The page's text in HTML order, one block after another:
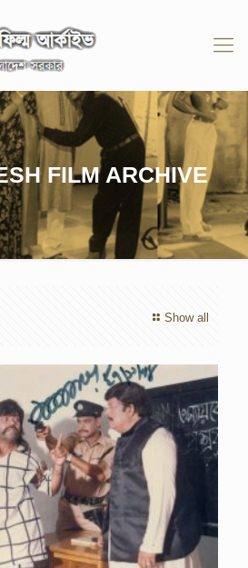
FILM ARCHIVE
Show all